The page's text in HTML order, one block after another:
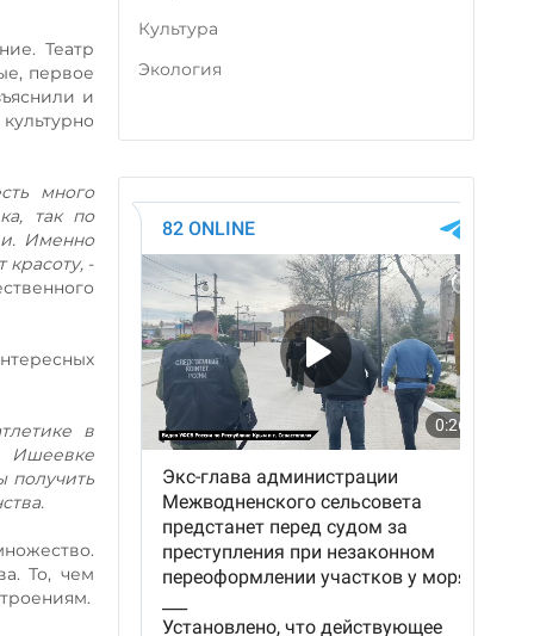
Театр
первое
и
много
так по
Именно
-
в
Ишеевке
получить
То, чем
Культура
Экология